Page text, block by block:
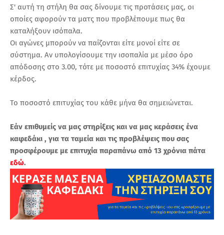
Σ' αυτή τη στήλη θα σας δίνουμε τις προτάσεις μας, οι
οποίες αφορούν τα ματς που προβλέπουμε πως θα
καταλήξουν ισόπαλα.
Οι αγώνες μπορούν να παίζονται είτε μονοί είτε σε
σύστημα. Αν υπολογίσουμε την ισοπαλία με μέσο όρο
απόδοσης στο 3.00, τότε με ποσοστό επιτυχίας 34% έχουμε
κέρδος.
Το ποσοστό επιτυχίας του κάθε μήνα θα σημειώνεται.
Εάν επιθυμείς να μας στηρίξεις και να μας κεράσεις ένα
καφεδάκι , για τα ταμεία και τις προβλέψεις που σας
προσφέρουμε με επιτυχία παραπάνω από 13 χρόνια πάτα
εδώ.